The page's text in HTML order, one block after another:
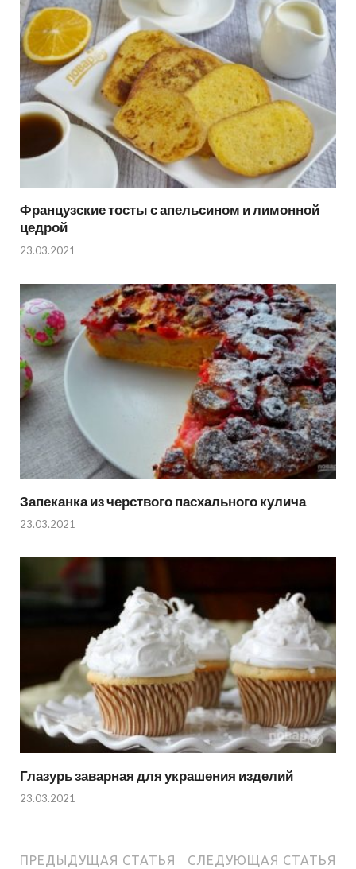
Французские тосты с апельсином и лимонной
цедрой
23.03.2021
Запеканка из черствого пасхального кулича
23.03.2021
Глазурь заварная для украшения изделий
23.03.2021
ПРЕДЫДУЩАЯ СТАТЬЯ СЛЕДУЮЩАЯ СТАТЬЯ